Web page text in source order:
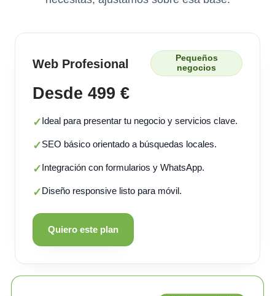
Web Profesional
Pequeños
negocios
Desde 499 €
✓Ideal para presentar tu negocio y servicios clave.
✓SEO básico orientado a búsquedas locales.
✓Integración con formularios y WhatsApp.
✓Diseño responsive listo para móvil.
Quiero este plan